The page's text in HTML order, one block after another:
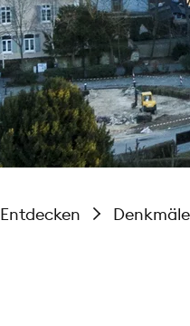
Entdecken